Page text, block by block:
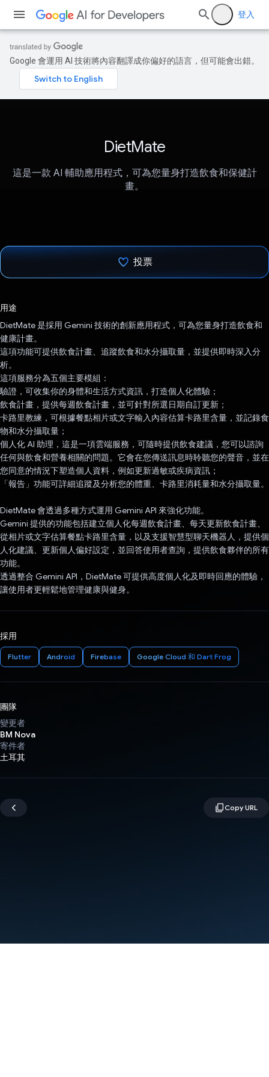
登入
Google 會運用 AI 技術將內容翻譯成你偏好的語言，但可能會出錯。
DietMate
這是一款 AI 輔助應用程式，可為您量身打造飲食和保健計
畫。
投票
用途
DietMate 是採用 Gemini 技術的創新應用程式，可為您量身打造飲食和
健康計畫。
這項功能可提供飲食計畫、追蹤飲食和水分攝取量，並提供即時深入分
析。
這項服務分為五個主要模組：
驗證，可收集你的身體和生活方式資訊，打造個人化體驗；
飲食計畫，提供每週飲食計畫，並可針對所選日期自訂更新；
卡路里教練，可根據餐點相片或文字輸入內容估算卡路里含量，並記錄食
物和水分攝取量；
個人化 AI 助理，這是一項雲端服務，可隨時提供飲食建議，您可以諮詢
任何與飲食和營養相關的問題。它會在您傳送訊息時聆聽您的聲音，並在
您同意的情況下塑造個人資料，例如更新過敏或疾病資訊；
「報告」功能可詳細追蹤及分析您的體重、卡路里消耗量和水分攝取量。
DietMate 會透過多種方式運用 Gemini API 來強化功能。
Gemini 提供的功能包括建立個人化每週飲食計畫、每天更新飲食計畫、
從相片或文字估算餐點卡路里含量，以及支援智慧型聊天機器人，提供個
人化建議、更新個人偏好設定，並回答使用者查詢，提供飲食夥伴的所有
功能。
透過整合 Gemini API，DietMate 可提供高度個人化及即時回應的體驗，
讓使用者更輕鬆地管理健康與健身。
採用
Flutter Android Firebase Google Cloud 和 Dart Frog
團隊
變更者
BM Nova
寄件者
土耳其